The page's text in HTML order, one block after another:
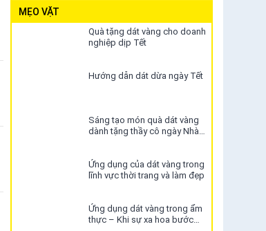
MẸO VẶT
Quà tặng dát vàng cho doanh
nghiệp dịp Tết
Hướng dẫn dát dừa ngày Tết
Sáng tạo món quà dát vàng
dành tặng thầy cô ngày Nhà
Ứng dụng của dát vàng trong
lĩnh vực thời trang và làm đẹp
Ứng dụng dát vàng trong ẩm
thực – Khi sự xa hoa bước